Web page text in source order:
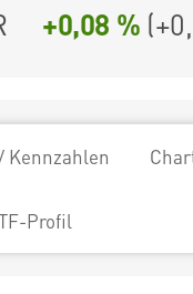
+0,08 % (
Kennzahlen
Profil